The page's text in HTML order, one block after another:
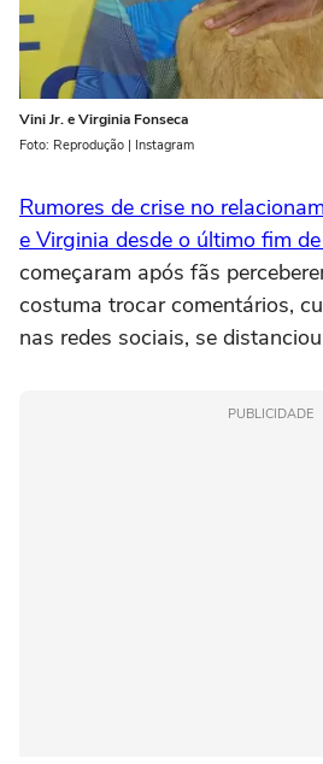
Vini Jr. e Virginia Fonseca
Foto: Reprodução | Instagram
Rumores de crise no
e Virginia desde o último fim
começaram após fãs
costuma trocar comentários,
nas redes sociais, se
PUBLICIDADE